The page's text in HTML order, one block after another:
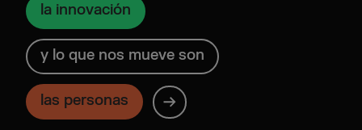
la innovación
y lo que nos mueve son
las personas